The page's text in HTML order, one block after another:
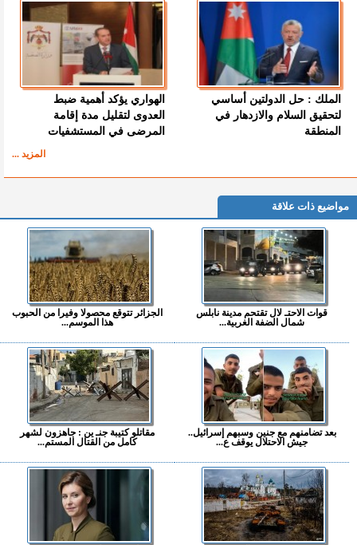
الملك : حل الدولتين أساسي
لتحقيق السلام والازدهار في
المنطقة
الهواري يؤكد أهمية ضبط
العدوى لتقليل مدة إقامة
المرضى في المستشفيات
المزيد ...
مواضيع ذات علاقة
قوات الاحتـ لال تقتحم مدينة نابلس
شمال الضفة الغربية...
الجزائر تتوقع محصولا وفيرا من الحبوب
هذا الموسم...
بعد تضامنهم مع جنين وسبهم إسرائيل..
جيش الاحتلال يوقف ع...
مقاتلو كتيبة جنـ ين : جاهزون لشهر
كامل من القتال المستم...